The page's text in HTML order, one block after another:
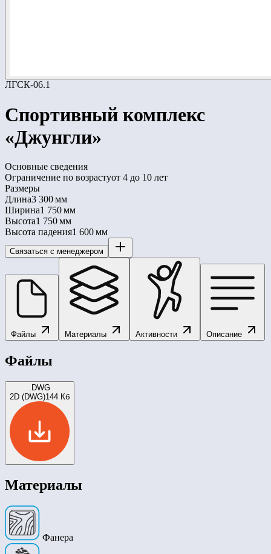
ЛГСК-06.1
Спортивный комплекс
«Джунгли»
Основные сведения
Ограничение по возрастуот 4 до 10 лет
Размеры
Длина3 300 мм
Ширина1 750 мм
Высота1 750 мм
Высота падения1 600 мм
Связаться с менеджером
Файлы Материалы Активности Описание
Файлы
.DWG
2D (DWG)144 Кб
Материалы
Фанера